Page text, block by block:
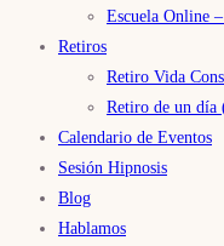
Escuela Online
Retiros
Retiro Vida
Retiro de un día
Calendario de Eventos
Sesión Hipnosis
Blog
Hablamos